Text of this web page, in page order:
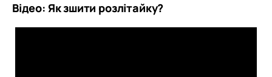
Відео: Як зшити розлітайку?